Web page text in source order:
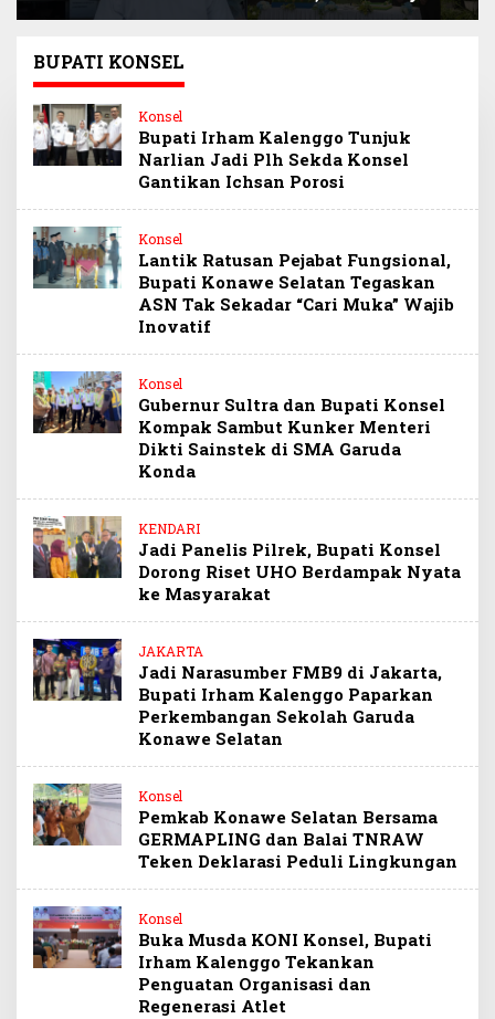
Sultra Beri Santunan
Berprestasi
Paris, Minta Hormati
BUPATI KONSEL
Konsel
Bupati Irham Kalenggo Tunjuk
Narlian Jadi Plh Sekda Konsel
Gantikan Ichsan Porosi
Konsel
Lantik Ratusan Pejabat Fungsional,
Bupati Konawe Selatan Tegaskan
ASN Tak Sekadar “Cari Muka” Wajib
Inovatif
Konsel
Gubernur Sultra dan Bupati Konsel
Kompak Sambut Kunker Menteri
Dikti Sainstek di SMA Garuda
Konda
KENDARI
Jadi Panelis Pilrek, Bupati Konsel
Dorong Riset UHO Berdampak Nyata
ke Masyarakat
JAKARTA
Jadi Narasumber FMB9 di Jakarta,
Bupati Irham Kalenggo Paparkan
Perkembangan Sekolah Garuda
Konawe Selatan
Konsel
Pemkab Konawe Selatan Bersama
GERMAPLING dan Balai TNRAW
Teken Deklarasi Peduli Lingkungan
Konsel
Buka Musda KONI Konsel, Bupati
Irham Kalenggo Tekankan
Penguatan Organisasi dan
Regenerasi Atlet